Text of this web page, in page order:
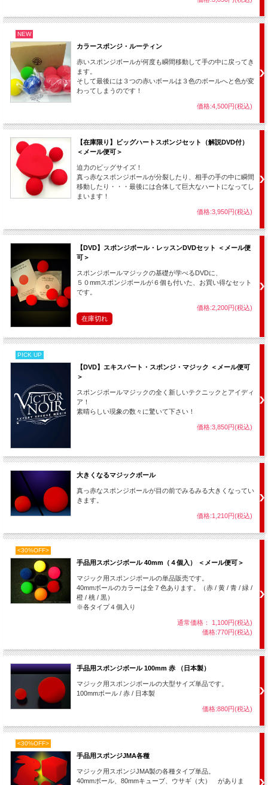
◆ 45mm サイズ
セット内容：
・同色のスポンジボール ４個入り
※素材販売ですので説明書はありません。
い方は、まずは説明書付きのセット商品やレクチャーDVDと一緒にお
求め下さい。
※サイズによってはカラーバリエーションが無いものもあります。
※製造工程上、まれに小さな汚れがありますがご了承ください。（特
NEW
カラースポンジ・ルーティン
赤いスポンジボールが何度も瞬間移動して手の中に戻ってき
ます。
そして最後には３つの赤いボールは３色のボールへと色が変
わってしまうのです！
価格:4,500円(税込)
【在庫限り】ビッグハートスポンジセット（解説DVD付）
＜メール便可＞
迫力のビッグサイズ！
真っ赤なスポンジボールが分裂したり、相手の手の中に瞬間
移動したり・・・最後には合体して巨大なハートになってし
まいます！
価格:3,950円(税込)
【DVD】スポンジボール・レッスンDVDセット ＜メール便
可＞
スポンジボールマジックの基礎が学べるDVDに、
５０mmスポンジボールが６個も付いた、お買い得なセット
です。
価格:2,200円(税込)
在庫切れ
PICK UP
【DVD】エキスパート・スポンジ・マジック ＜メール便可
＞
スポンジボールマジックの全く新しいテクニックとアイディ
ア！
素晴らしい現象の数々に驚いて下さい！
価格:3,850円(税込)
大きくなるマジックボール
真っ赤なスポンジボールが目の前でみるみる大きくなってい
きます。
価格:1,210円(税込)
<30%OFF>
手品用スポンジボール 40mm（４個入） ＜メール便可＞
マジック用スポンジボールの単品販売です。
40mmボールのカラーは全７色あります。（赤 / 黄 / 青 / 緑 /
橙 / 桃 / 黒）
※各タイプ４個入り
通常価格： 1,100円(税込)
価格:770円(税込)
手品用スポンジボール 100mm 赤 （日本製）
マジック用スポンジボールの大型サイズ単品です。
100mmボール / 赤 / 日本製
価格:880円(税込)
<30%OFF>
手品用スポンジJMA各種
マジック用スポンジJMA製の各種タイプ単品。
40mmボール、80mmキューブ、ウサギ（大） がありま